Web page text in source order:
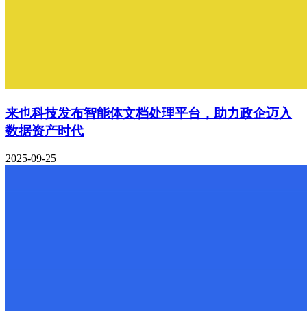
来也科技发布智能体文档处理平台，助力政企迈入
数据资产时代
2025-09-25